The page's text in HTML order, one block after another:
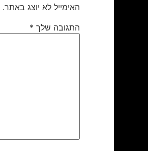
האימייל לא יוצג באתר.
התגובה שלך *